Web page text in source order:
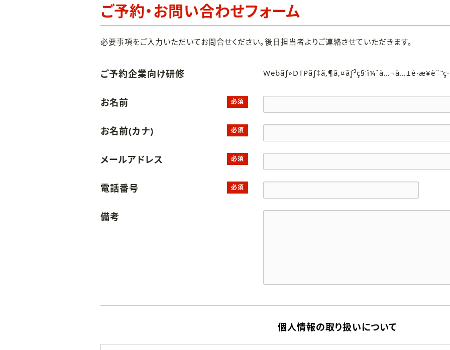
ご予約・お問い合わせフォーム
必要事項をご入力いただいてお問合せください。後日担当者よりご連絡させていただきます。
ご予約企業向け研修
お名前 必須
お名前(カナ) 必須
メールアドレス 必須
電話番号 必須
備考
個人情報の取り扱いについて